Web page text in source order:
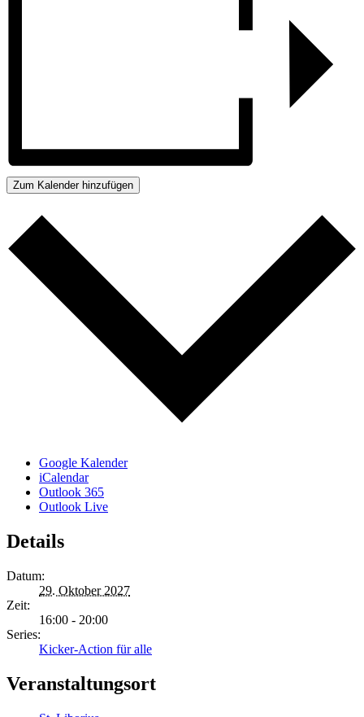
Zum Kalender hinzufügen
Google Kalender
iCalendar
Outlook 365
Outlook Live
Details
Datum:
29. Oktober 2027
Zeit:
16:00 - 20:00
Series:
Kicker-Action für alle
Veranstaltungsort